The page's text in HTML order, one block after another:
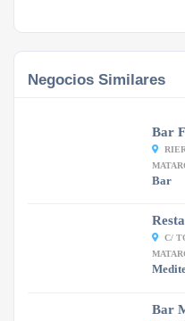
Negocios Similares
Bar
Bar
C/
Bar